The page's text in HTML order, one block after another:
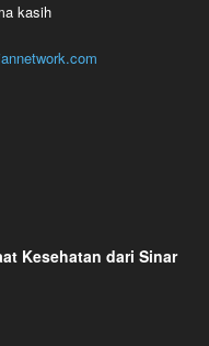
kasih
Kesehatan dari Sinar